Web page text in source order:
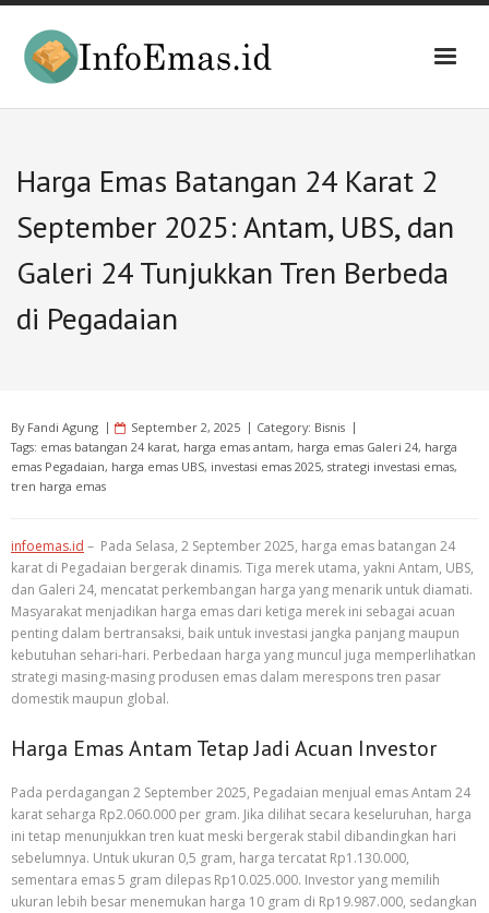
Skip
content
Harga Emas Batangan 24 Karat 2
September 2025: Antam, UBS, dan
Galeri 24 Tunjukkan Tren Berbeda
di Pegadaian
By Fandi Agung September 2, 2025 Category: Bisnis
Tags: emas batangan 24 karat, harga emas antam, harga emas Galeri 24, harga
emas Pegadaian, harga emas UBS, investasi emas 2025, strategi investasi emas,
tren harga emas
infoemas.id – Pada Selasa, 2 September 2025, harga emas batangan 24
karat di Pegadaian bergerak dinamis. Tiga merek utama, yakni Antam, UBS,
dan Galeri 24, mencatat perkembangan harga yang menarik untuk diamati.
Masyarakat menjadikan harga emas dari ketiga merek ini sebagai acuan
penting dalam bertransaksi, baik untuk investasi jangka panjang maupun
kebutuhan sehari-hari. Perbedaan harga yang muncul juga memperlihatkan
strategi masing-masing produsen emas dalam merespons tren pasar
domestik maupun global.
Harga Emas Antam Tetap Jadi Acuan Investor
Pada perdagangan 2 September 2025, Pegadaian menjual emas Antam 24
karat seharga Rp2.060.000 per gram. Jika dilihat secara keseluruhan, harga
ini tetap menunjukkan tren kuat meski bergerak stabil dibandingkan hari
sebelumnya. Untuk ukuran 0,5 gram, harga tercatat Rp1.130.000,
sementara emas 5 gram dilepas Rp10.025.000. Investor yang memilih
ukuran lebih besar menemukan harga 10 gram di Rp19.987.000, sedangkan